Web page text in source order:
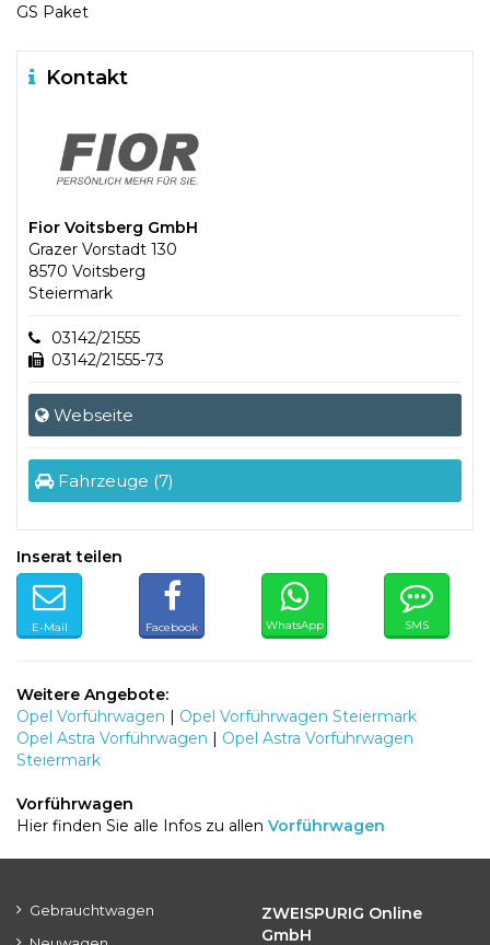
GS Paket
Kontakt
Fior Voitsberg GmbH
Grazer Vorstadt 130
8570 Voitsberg
Steiermark
03142/21555
03142/21555-73
Webseite
Fahrzeuge (7)
Inserat teilen
E-Mail Facebook WhatsApp SMS
Weitere Angebote:
Opel Vorführwagen | Opel Vorführwagen Steiermark
Opel Astra Vorführwagen | Opel Astra Vorführwagen
Steiermark
Vorführwagen
Hier finden Sie alle Infos zu allen Vorführwagen
Gebrauchtwagen
ZWEISPURIG Online
GmbH